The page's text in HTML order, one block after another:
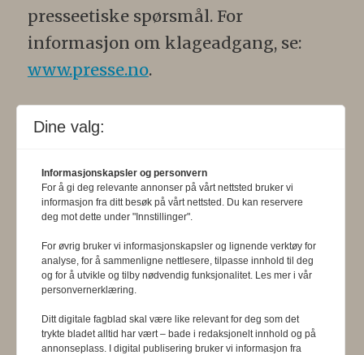
presseetiske spørsmål. For
informasjon om klageadgang, se:
www.presse.no.
Formålsparagraf:Fysioterapeuten
skal gjennom en saklig og fri
informasjons- og opinionsformidling
bidra til at fysioterapifaget utvikler
seg i samsvar med samfunnets og
befolkningens behov. Tidsskriftet skal
belyse fysioterapifaglige
organisasjons-, utdannings- og helse-
og sosialpolitiske forhold.
Dine valg:
Informasjonskapsler og personvern
For å gi deg relevante annonser på vårt nettsted bruker vi
informasjon fra ditt besøk på vårt nettsted. Du kan reservere
deg mot dette under "Innstillinger".
For øvrig bruker vi informasjonskapsler og lignende verktøy for
analyse, for å sammenligne nettlesere, tilpasse innhold til deg
og for å utvikle og tilby nødvendig funksjonalitet. Les mer i vår
personvernerklæring.
Ditt digitale fagblad skal være like relevant for deg som det
trykte bladet alltid har vært – bade i redaksjonelt innhold og på
annonseplass. I digital publisering bruker vi informasjon fra